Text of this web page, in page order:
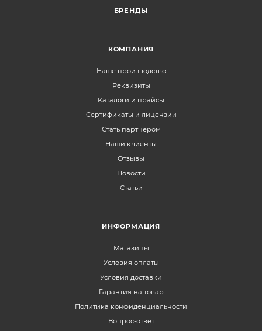
БРЕНДЫ
КОМПАНИЯ
Наше производство
Реквизиты
Каталоги и прайсы
Сертификаты и лицензии
Стать партнером
Наши клиенты
Отзывы
Новости
Статьи
ИНФОРМАЦИЯ
Магазины
Условия оплаты
Условия доставки
Гарантия на товар
Политика конфиденциальности
Вопрос-ответ